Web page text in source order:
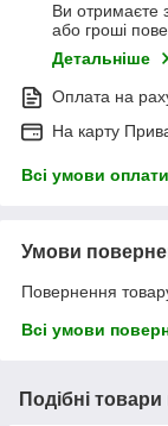
Ви отримаєте
або гроші
Детальніше
Оплата на
На карту
Всі умови оплати
Умови
Повернення
Всі умови
Подібні товари